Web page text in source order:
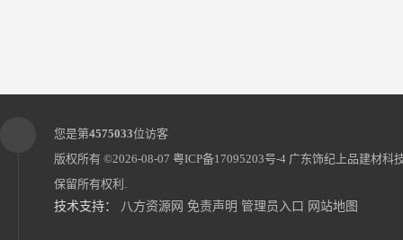
您是第4575033位访客
版权所有 ©2026-08-07 粤ICP备17095203号-4 广东饰纪上品建材科
保留所有权利.
技术支持： 八方资源网 免责声明 管理员入口 网站地图